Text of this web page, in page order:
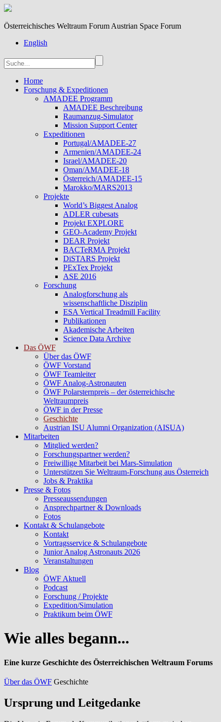
Österreichisches Weltraum Forum Austrian Space Forum
English
Home
Forschung & Expeditionen
AMADEE Programm
AMADEE Beschreibung
Raumanzug-Simulator
Mission Support Center
Expeditionen
Portugal/AMADEE-27
Armenien/AMADEE-24
Israel/AMADEE-20
Oman/AMADEE-18
Österreich/AMADEE-15
Marokko/MARS2013
Projekte
World’s Biggest Analog
ADLER cubesats
Projekt EXPLORE
GEO-Academy Projekt
DEAR Projekt
BACTeRMA Projekt
DiSTARS Projekt
PExTex Projekt
ASE 2016
Forschung
Analogforschung als
wissenschaftliche Disziplin
ESA Vertical Treadmill Facility
Publikationen
Akademische Arbeiten
Science Data Archive
Das ÖWF
Über das ÖWF
ÖWF Vorstand
ÖWF Teamleiter
ÖWF Analog-Astronauten
ÖWF Polarsternpreis – der österreichische
Weltraumpreis
ÖWF in der Presse
Geschichte
Austrian ISU Alumni Organization (AISUA)
Mitarbeiten
Mitglied werden?
Forschungspartner werden?
Freiwillige Mitarbeit bei Mars-Simulation
Unterstützen Sie Weltraum-Forschung aus Österreich
Jobs & Praktika
Presse & Fotos
Presseaussendungen
Ansprechpartner & Downloads
Fotos
Kontakt & Schulangebote
Kontakt
Vortragsservice & Schulangebote
Junior Analog Astronauts 2026
Veranstaltungen
Blog
ÖWF Aktuell
Podcast
Forschung / Projekte
Expedition/Simulation
Praktikum beim ÖWF
Wie alles begann...
Eine kurze Geschichte des Österreichischen Weltraum Forums
Über das ÖWF Geschichte
Ursprung und Leitgedanke